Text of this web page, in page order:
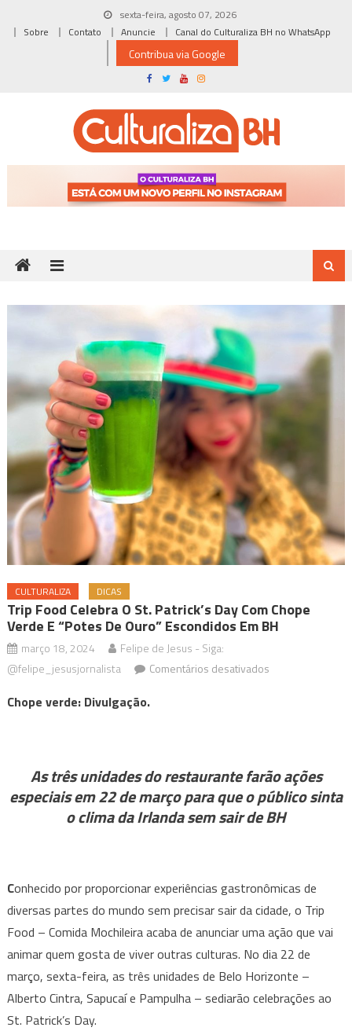
sexta-feira, agosto 07, 2026
Sobre
Contato Anuncie Canal do Culturaliza BH no WhatsApp
Contribua via Google
CULTURALIZA DICAS
Trip Food Celebra O St. Patrick’s Day Com Chope
Verde E “potes De Ouro” Escondidos Em BH
março 18, 2024
Felipe de Jesus - Siga:
@felipe_jesusjornalista
Comentários desativadosem
Patrick’s
Day
com
e
“potes
ouro”
escondidos
em
BH
Chope verde: Divulgação.
As três unidades do restaurante farão ações
especiais em 22 de março para que o público sinta
o clima da Irlanda sem sair de BH
Conhecido por proporcionar experiências gastronômicas de
diversas partes do mundo sem precisar sair da cidade, o Trip
Food – Comida Mochileira acaba de anunciar uma ação que vai
animar quem gosta de viver outras culturas. No dia 22 de
março, sexta-feira, as três unidades de Belo Horizonte –
Alberto Cintra, Sapucaí e Pampulha – sediarão celebrações ao
St. Patrick’s Day.